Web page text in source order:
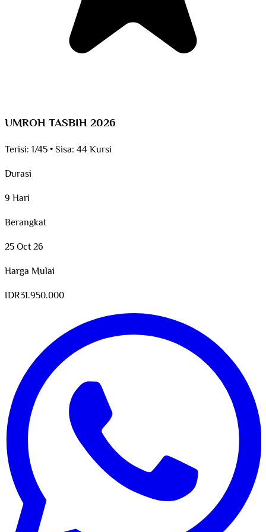
UMROH TASBIH 2026
Terisi: 1/45•Sisa: 44 Kursi
Durasi
9 Hari
Berangkat
25 Oct 26
Harga Mulai
IDR31.950.000